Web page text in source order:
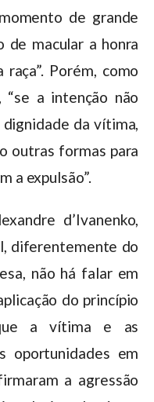
de grande
de macular a honra
Porém, como
a intenção não
da vítima,
outras formas para
a expulsão”.
d’Ivanenko,
diferentemente do
não há falar em
do princípio
a vítima e as
oportunidades em
a agressão